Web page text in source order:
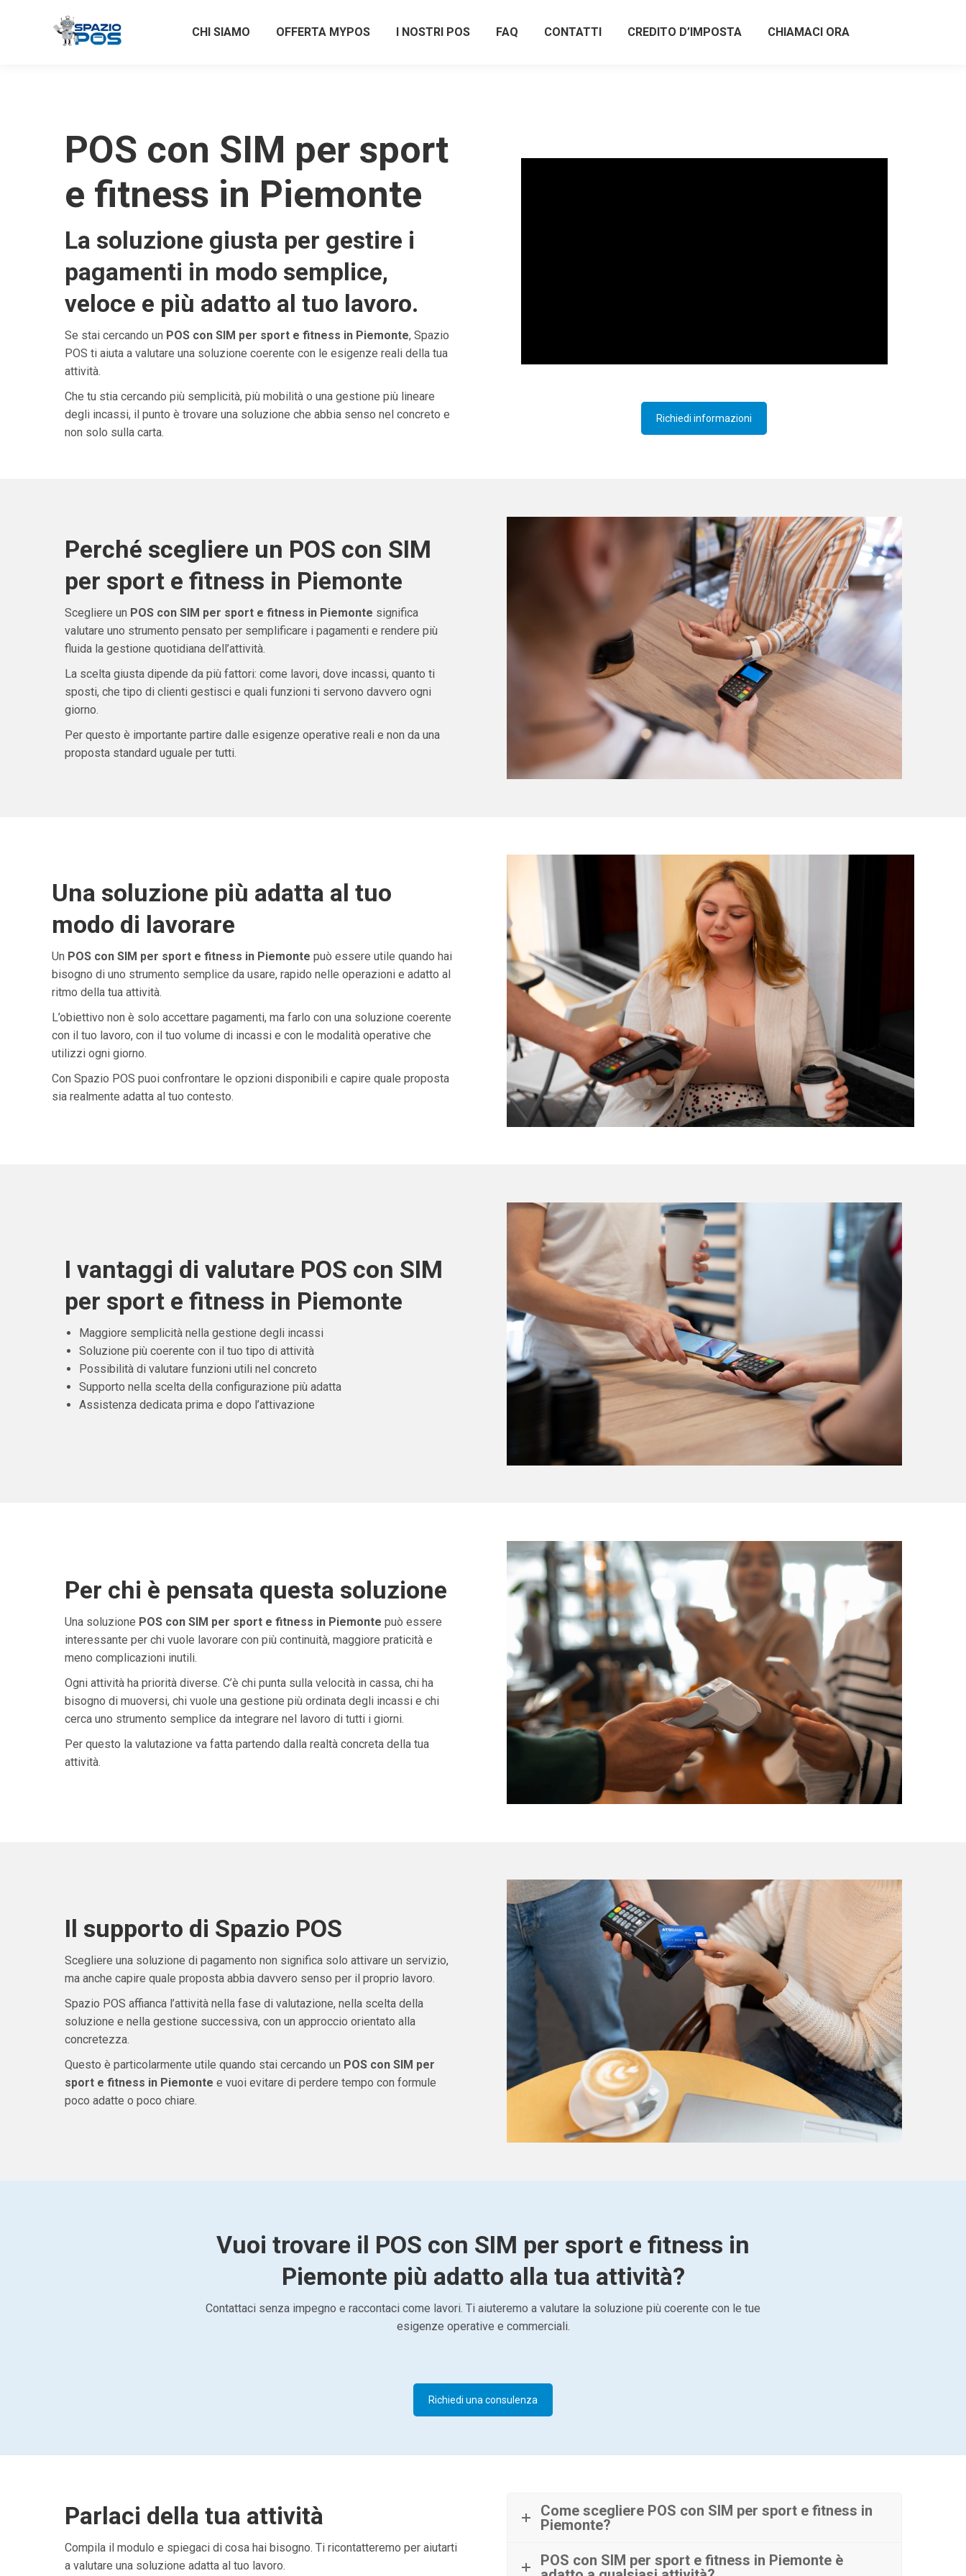
CHI SIAMO OFFERTA MYPOS I NOSTRI POS FAQ CONTATTI CREDITO D’IMPOSTA CHIAMACI ORA
POS con SIM per sport
e fitness in Piemonte
La soluzione giusta per gestire i
pagamenti in modo semplice,
veloce e più adatto al tuo lavoro.
Se stai cercando un POS con SIM per sport e fitness in Piemonte, Spazio
POS ti aiuta a valutare una soluzione coerente con le esigenze reali della tua
attività.
Che tu stia cercando più semplicità, più mobilità o una gestione più lineare
degli incassi, il punto è trovare una soluzione che abbia senso nel concreto e
non solo sulla carta.
Richiedi informazioni
Perché scegliere un POS con SIM
per sport e fitness in Piemonte
Scegliere un POS con SIM per sport e fitness in Piemonte significa
valutare uno strumento pensato per semplificare i pagamenti e rendere più
fluida la gestione quotidiana dell’attività.
La scelta giusta dipende da più fattori: come lavori, dove incassi, quanto ti
sposti, che tipo di clienti gestisci e quali funzioni ti servono davvero ogni
giorno.
Per questo è importante partire dalle esigenze operative reali e non da una
proposta standard uguale per tutti.
Una soluzione più adatta al tuo
modo di lavorare
Un POS con SIM per sport e fitness in Piemonte può essere utile quando hai
bisogno di uno strumento semplice da usare, rapido nelle operazioni e adatto al
ritmo della tua attività.
L’obiettivo non è solo accettare pagamenti, ma farlo con una soluzione coerente
con il tuo lavoro, con il tuo volume di incassi e con le modalità operative che
utilizzi ogni giorno.
Con Spazio POS puoi confrontare le opzioni disponibili e capire quale proposta
sia realmente adatta al tuo contesto.
I vantaggi di valutare POS con SIM
per sport e fitness in Piemonte
Maggiore semplicità nella gestione degli incassi
Soluzione più coerente con il tuo tipo di attività
Possibilità di valutare funzioni utili nel concreto
Supporto nella scelta della configurazione più adatta
Assistenza dedicata prima e dopo l’attivazione
Per chi è pensata questa soluzione
Una soluzione POS con SIM per sport e fitness in Piemonte può essere
interessante per chi vuole lavorare con più continuità, maggiore praticità e
meno complicazioni inutili.
Ogni attività ha priorità diverse. C’è chi punta sulla velocità in cassa, chi ha
bisogno di muoversi, chi vuole una gestione più ordinata degli incassi e chi
cerca uno strumento semplice da integrare nel lavoro di tutti i giorni.
Per questo la valutazione va fatta partendo dalla realtà concreta della tua
attività.
Il supporto di Spazio POS
Scegliere una soluzione di pagamento non significa solo attivare un servizio,
ma anche capire quale proposta abbia davvero senso per il proprio lavoro.
Spazio POS affianca l’attività nella fase di valutazione, nella scelta della
soluzione e nella gestione successiva, con un approccio orientato alla
concretezza.
Questo è particolarmente utile quando stai cercando un POS con SIM per
sport e fitness in Piemonte e vuoi evitare di perdere tempo con formule
poco adatte o poco chiare.
Vuoi trovare il POS con SIM per sport e fitness in
Piemonte più adatto alla tua attività?
Contattaci senza impegno e raccontaci come lavori. Ti aiuteremo a valutare la soluzione più coerente con le tue
esigenze operative e commerciali.
Richiedi una consulenza
Parlaci della tua attività
Compila il modulo e spiegaci di cosa hai bisogno. Ti ricontatteremo per aiutarti
a valutare una soluzione adatta al tuo lavoro.
Come scegliere POS con SIM per sport e fitness in
Piemonte?
POS con SIM per sport e fitness in Piemonte è